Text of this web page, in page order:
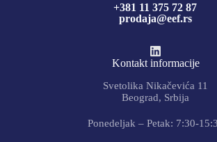
+381 11 375 72 87
prodaja@eef.rs
Kontakt informacije
Svetolika Nikačevića 11
Beograd, Srbija
Ponedeljak – Petak: 7:30-